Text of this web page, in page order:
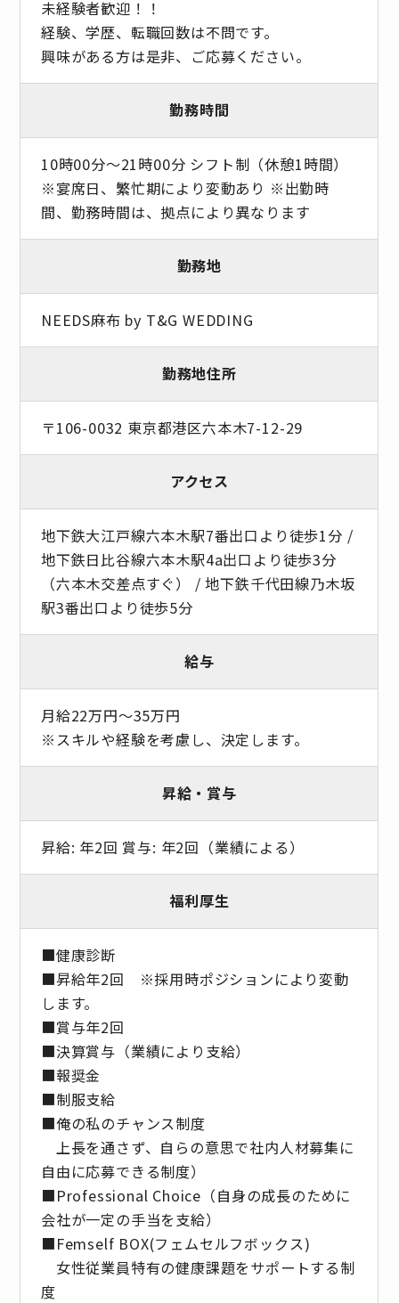
未経験者歓迎！！
経験、学歴、転職回数は不問です。
興味がある方は是非、ご応募ください。
勤務時間
10時00分〜21時00分 シフト制（休憩1時間）
※宴席日、繁忙期により変動あり ※出勤時
間、勤務時間は、拠点により異なります
勤務地
NEEDS麻布 by T&G WEDDING
勤務地住所
〒106-0032 東京都港区六本木7-12-29
アクセス
地下鉄大江戸線六本木駅7番出口より徒歩1分 /
地下鉄日比谷線六本木駅4a出口より徒歩3分
（六本木交差点すぐ） / 地下鉄千代田線乃木坂
駅3番出口より徒歩5分
給与
月給22万円～35万円
※スキルや経験を考慮し、決定します。
昇給・賞与
昇給: 年2回 賞与: 年2回（業績による）
福利厚生
■健康診断
■昇給年2回 ※採⽤時ポジションにより変動
します。
■賞与年2回
■決算賞与（業績により⽀給）
■報奨⾦
■制服支給
■俺の私のチャンス制度
上長を通さず、自らの意思で社内人材募集に
自由に応募できる制度）
■Professional Choice（自身の成長のために
会社が⼀定の手当を支給）
■Femself BOX(フェムセルフボックス)
女性従業員特有の健康課題をサポートする制
度